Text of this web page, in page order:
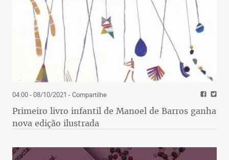
04:00 - 08/10/2021 - Compartilhe
Primeiro livro infantil de Manoel de Barros ganha
nova edição ilustrada